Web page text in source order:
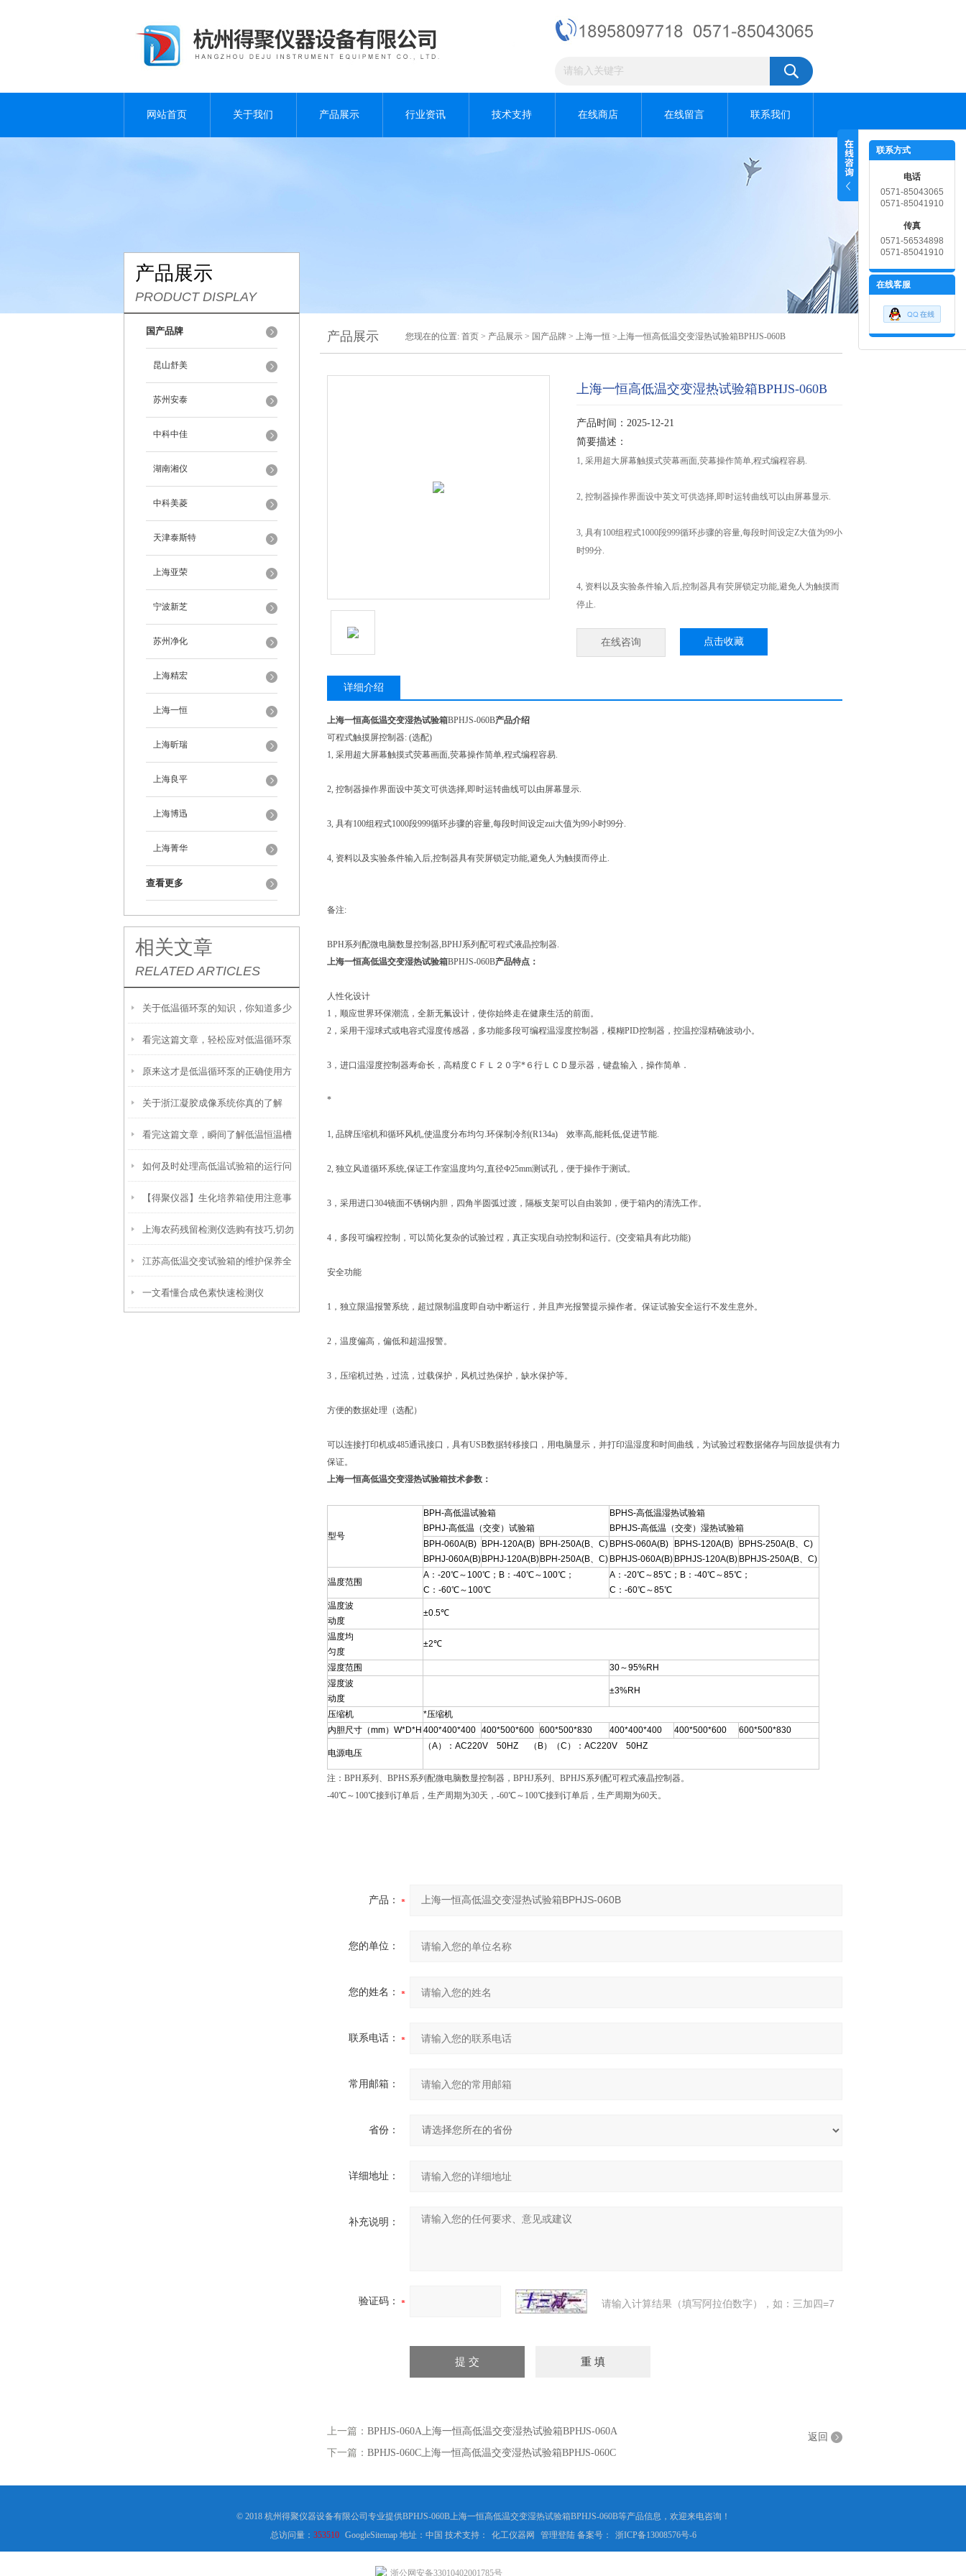
网站首页 关于我们 产品展示 行业资讯 技术支持 在线商店 在线留言 联系我们
产品展示
PRODUCT DISPLAY
国产品牌
昆山舒美
苏州安泰
中科中佳
湖南湘仪
中科美菱
天津泰斯特
上海亚荣
宁波新芝
苏州净化
上海精宏
上海一恒
上海昕瑞
上海良平
上海博迅
上海菁华
查看更多
相关文章
RELATED ARTICLES
关于低温循环泵的知识，你知道多少
看完这篇文章，轻松应对低温循环泵
各种故障！
原来这才是低温循环泵的正确使用方
法！
关于浙江凝胶成像系统你真的了解
吗？
看完这篇文章，瞬间了解低温恒温槽
了！
如何及时处理高低温试验箱的运行问
题？
【得聚仪器】生化培养箱使用注意事
项
上海农药残留检测仪选购有技巧,切勿
盲目
江苏高低温交变试验箱的维护保养全
攻略：清洁、校准与系统检查要点
一文看懂合成色素快速检测仪
产品展示 您现在的位置: 首页 > 产品展示 > 国产品牌 > 上海一恒 >上海一恒高低温交变湿热试验箱BPHJS-060B
上海一恒高低温交变湿热试验箱BPHJS-060B
产品时间：2025-12-21
简要描述：
1, 采用超大屏幕触摸式荧幕画面,荧幕操作简单,程式编程容易.
2, 控制器操作界面设中英文可供选择,即时运转曲线可以由屏幕显示.
3, 具有100组程式1000段999循环步骤的容量,每段时间设定Z大值为99小
时99分.
4, 资料以及实验条件输入后,控制器具有荧屏锁定功能,避免人为触摸而
停止.
在线咨询 点击收藏
详细介绍
上海一恒高低温交变湿热试验箱BPHJS-060B产品介绍
可程式触摸屏控制器: (选配)
1, 采用超大屏幕触摸式荧幕画面,荧幕操作简单,程式编程容易.
2, 控制器操作界面设中英文可供选择,即时运转曲线可以由屏幕显示.
3, 具有100组程式1000段999循环步骤的容量,每段时间设定zui大值为99小时99分.
4, 资料以及实验条件输入后,控制器具有荧屏锁定功能,避免人为触摸而停止.
备注:
BPH系列配微电脑数显控制器,BPHJ系列配可程式液晶控制器.
上海一恒高低温交变湿热试验箱BPHJS-060B产品特点：
人性化设计
1，顺应世界环保潮流，全新无氟设计，使你始终走在健康生活的前面。
2，采用干湿球式或电容式湿度传感器，多功能多段可编程温湿度控制器，模糊PID控制器，控温控湿精确波动小。
3，进口温湿度控制器寿命长，高精度ＣＦＬ２０字*６行ＬＣＤ显示器，键盘输入，操作简单．
*
1, 品牌压缩机和循环风机,使温度分布均匀.环保制冷剂(R134a) 效率高,能耗低,促进节能.
2, 独立风道循环系统,保证工作室温度均匀,直径Ф25mm测试孔，便于操作于测试。
3，采用进口304镜面不锈钢内胆，四角半圆弧过渡，隔板支架可以自由装卸，便于箱内的清洗工作。
4，多段可编程控制，可以简化复杂的试验过程，真正实现自动控制和运行。(交变箱具有此功能)
安全功能
1，独立限温报警系统，超过限制温度即自动中断运行，并且声光报警提示操作者。保证试验安全运行不发生意外。
2，温度偏高，偏低和超温报警。
3，压缩机过热，过流，过载保护，风机过热保护，缺水保护等。
方便的数据处理（选配）
可以连接打印机或485通讯接口，具有USB数据转移接口，用电脑显示，并打印温湿度和时间曲线，为试验过程数据储存与回放提供有力
保证。
上海一恒高低温交变湿热试验箱技术参数：
型号
BPH-高低温试验箱
BPHJ-高低温（交变）试验箱
BPHS-高低温湿热试验箱
BPHJS-高低温（交变）湿热试验箱
BPH-060A(B)
BPHJ-060A(B)
BPH-120A(B)
BPHJ-120A(B)
BPH-250A(B、C)
BPH-250A(B、C)
BPHS-060A(B)
BPHJS-060A(B)
BPHS-120A(B)
BPHJS-120A(B)
BPHS-250A(B、C)
BPHJS-250A(B、C)
温度范围
A：-20℃～100℃；B：-40℃～100℃；
C：-60℃～100℃
A：-20℃～85℃；B：-40℃～85℃；
C：-60℃～85℃
温度波
动度
±0.5℃
温度均
匀度
±2℃
湿度范围
30～95%RH
湿度波
动度
±3%RH
压缩机
*压缩机
内胆尺寸（mm）W*D*H 400*400*400 400*500*600 600*500*830 400*400*400 400*500*600 600*500*830
电源电压
（A）：AC220V 50HZ （B）（C）：AC220V 50HZ
注：BPH系列、BPHS系列配微电脑数显控制器，BPHJ系列、BPHJS系列配可程式液晶控制器。
-40℃～100℃接到订单后，生产周期为30天，-60℃～100℃接到订单后，生产周期为60天。
产品：
您的单位：
您的姓名：
联系电话：
常用邮箱：
省份：
详细地址：
补充说明：
验证码： 请输入计算结果（填写阿拉伯数字），如：三加四=7
上一篇： BPHJS-060A上海一恒高低温交变湿热试验箱BPHJS-060A
下一篇： BPHJS-060C上海一恒高低温交变湿热试验箱BPHJS-060C
返回
© 2018 杭州得聚仪器设备有限公司专业提供BPHJS-060B上海一恒高低温交变湿热试验箱BPHJS-060B等产品信息，欢迎来电咨询！
总访问量： 353510 GoogleSitemap 地址：中国 技术支持： 化工仪器网 管理登陆备案号： 浙ICP备13008576号-6
联系方式
电话
0571-85043065
0571-85041910
传真
0571-56534898
0571-85041910
在线客服
浙公网安备33010402001785号